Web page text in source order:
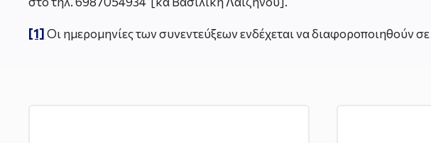
[1]Οι ημερομηνίες των συνεντεύξεων ενδέχεται να διαφοροποιηθούν